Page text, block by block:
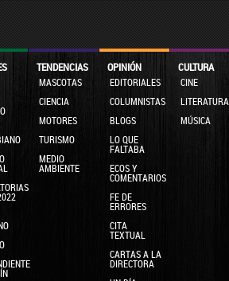
TENDENCIAS
MASCOTAS
CIENCIA
MOTORES
TURISMO
MEDIO
AMBIENTE
OPINIÓN
EDITORIALES
COLUMNISTAS
BLOGS
LO QUE
FALTABA
ECOS Y
COMENTARIOS
FE DE
ERRORES
CITA
TEXTUAL
CARTAS A LA
DIRECTORA
CULTURA
CINE
LITERATURA
MÚSICA